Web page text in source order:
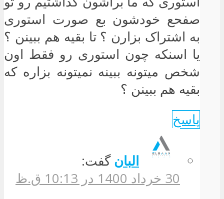
صفحع خودشون بع صورت استوری
به اشتراک بزارن ؟ تا بقیه هم ببینن ؟
یا اسنکه چون استوری رو فقط اون
شخص میتونه ببینه نمیتونه بزاره که
بقیه هم ببینن ؟
پاسخ
البان گفت:
30 خرداد 1400 در 10:13 ق.ظ